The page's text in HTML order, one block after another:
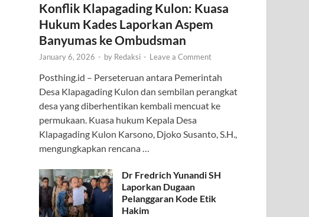
Konflik Klapagading Kulon: Kuasa
Hukum Kades Laporkan Aspem
Banyumas ke Ombudsman
January 6, 2026 - by Redaksi - Leave a Comment
Posthing.id – Perseteruan antara Pemerintah
Desa Klapagading Kulon dan sembilan perangkat
desa yang diberhentikan kembali mencuat ke
permukaan. Kuasa hukum Kepala Desa
Klapagading Kulon Karsono, Djoko Susanto, S.H.,
mengungkapkan rencana …
Dr Fredrich Yunandi SH
Laporkan Dugaan
Pelanggaran Kode Etik
Hakim